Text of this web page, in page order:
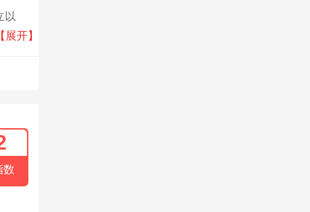
以
、智
【展开】
数